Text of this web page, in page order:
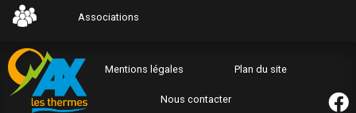
Associations
Mentions légales Plan du site
Nous contacter